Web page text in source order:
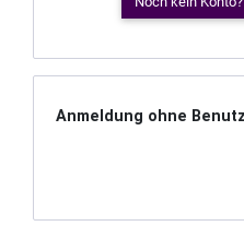
Anmeldung ohne